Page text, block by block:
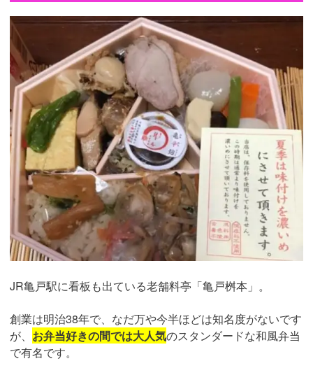
JR亀戸駅に看板も出ている老舗料亭「亀戸桝本」。
創業は明治38年で、なだ万や今半ほどは知名度がないです
が、 お弁当好きの間では大人気のスタンダードな和風弁当
で有名です。